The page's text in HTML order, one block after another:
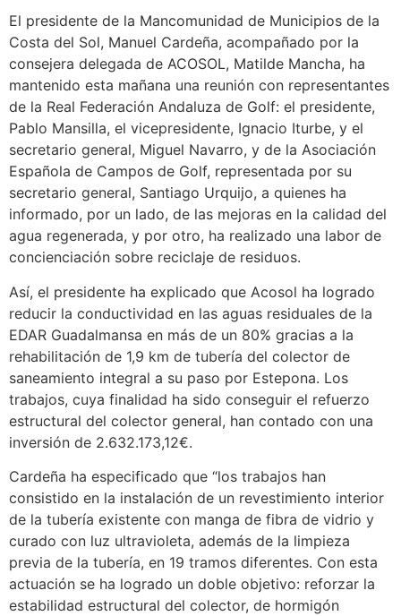
El presidente de la Mancomunidad de Municipios de la
Costa del Sol, Manuel Cardeña, acompañado por la
consejera delegada de ACOSOL, Matilde Mancha, ha
mantenido esta mañana una reunión con representantes
de la Real Federación Andaluza de Golf: el presidente,
Pablo Mansilla, el vicepresidente, Ignacio Iturbe, y el
secretario general, Miguel Navarro, y de la Asociación
Española de Campos de Golf, representada por su
secretario general, Santiago Urquijo, a quienes ha
informado, por un lado, de las mejoras en la calidad del
agua regenerada, y por otro, ha realizado una labor de
concienciación sobre reciclaje de residuos.
Así, el presidente ha explicado que Acosol ha logrado
reducir la conductividad en las aguas residuales de la
EDAR Guadalmansa en más de un 80% gracias a la
rehabilitación de 1,9 km de tubería del colector de
saneamiento integral a su paso por Estepona. Los
trabajos, cuya finalidad ha sido conseguir el refuerzo
estructural del colector general, han contado con una
inversión de 2.632.173,12€.
Cardeña ha especificado que “los trabajos han
consistido en la instalación de un revestimiento interior
de la tubería existente con manga de fibra de vidrio y
curado con luz ultravioleta, además de la limpieza
previa de la tubería, en 19 tramos diferentes. Con esta
actuación se ha logrado un doble objetivo: reforzar la
estabilidad estructural del colector, de hormigón